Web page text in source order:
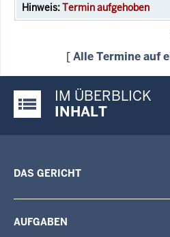
Termin aufgehoben
[Alle Termine auf
Justiz-Portal im
IM ÜBERBLICK
INHALT
DAS GERICHT
AUFGABEN